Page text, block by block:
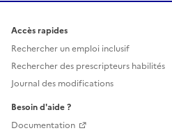
Accès rapides
Rechercher un emploi inclusif
Rechercher des prescripteurs habilités
Journal des modifications
Besoin d'aide ?
Documentation